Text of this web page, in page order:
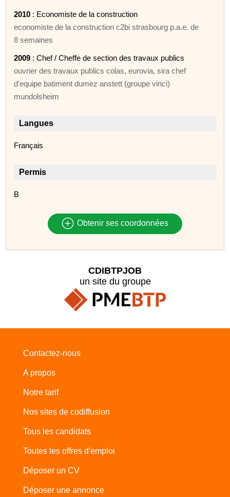
2010 : Economiste de la construction
economiste de la construction c2bi strasbourg p.a.e. de
8 semaines
2009 : Chef / Cheffe de section des travaux publics
ouvrier des travaux publics colas, eurovia, sira chef
d'equipe batiment dumez anstett (groupe vinci)
mundolsheim
Langues
Français
Permis
B
Obtenir ses coordonnées
CDIBTPJOB
un site du groupe
Contactez-nous
A propos
Notre tarif
Nos sites de codiffusion
Tous les candidats
Toutes les offres d'emploi
Déposer un CV
Déposer une annonce